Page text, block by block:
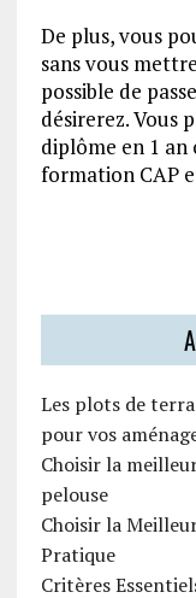
De plus, vous
sans vous
possible de
désirerez. Vous
diplôme en 1 an
formation CAP
Les plots de
pour vos
Choisir la
pelouse
Choisir la
Pratique
Critères